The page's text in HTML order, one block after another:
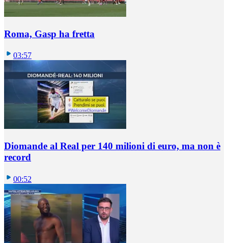
Roma, Gasp ha fretta
03:57
Diomande al Real per 140 milioni di euro, ma non è
record
00:52